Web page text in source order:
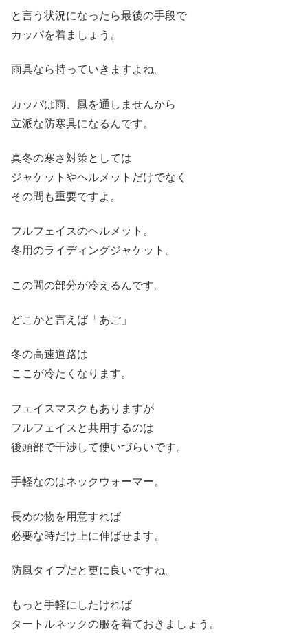
と言う状況になったら最後の手段で
カッパを着ましょう。
雨具なら持っていきますよね。
カッパは雨、風を通しませんから
立派な防寒具になるんです。
真冬の寒さ対策としては
ジャケットやヘルメットだけでなく
その間も重要ですよ。
フルフェイスのヘルメット。
冬用のライディングジャケット。
この間の部分が冷えるんです。
どこかと言えば「あご」
冬の高速道路は
ここが冷たくなります。
フェイスマスクもありますが
フルフェイスと共用するのは
後頭部で干渉して使いづらいです。
手軽なのはネックウォーマー。
長めの物を用意すれば
必要な時だけ上に伸ばせます。
防風タイプだと更に良いですね。
もっと手軽にしたければ
タートルネックの服を着ておきましょう。